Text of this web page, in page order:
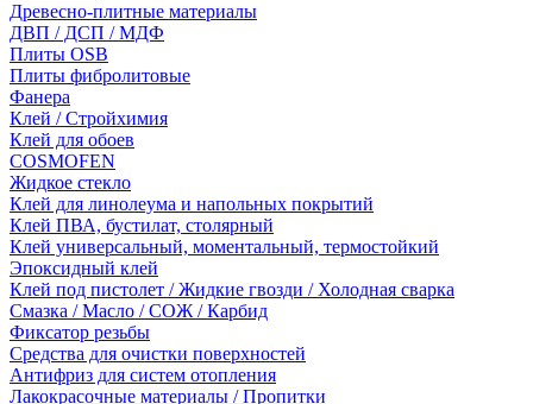
Древесно-плитные материалы
ДВП / ДСП / МДФ
Плиты OSB
Плиты фибролитовые
Фанера
Клей / Стройхимия
Клей для обоев
COSMOFEN
Жидкое стекло
Клей для линолеума и напольных покрытий
Клей ПВА, бустилат, столярный
Клей универсальный, моментальный, термостойкий
Эпоксидный клей
Клей под пистолет / Жидкие гвозди / Холодная сварка
Смазка / Масло / СОЖ / Карбид
Фиксатор резьбы
Средства для очистки поверхностей
Антифриз для систем отопления
Лакокрасочные материалы / Пропитки